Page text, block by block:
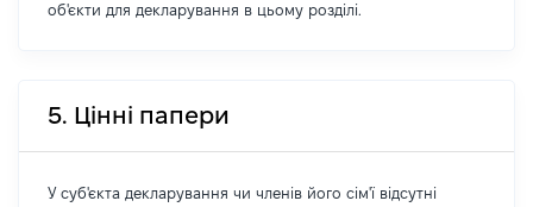
об'єкти для декларування в цьому розділі.
5. Цінні папери
У суб'єкта декларування чи членів його сім'ї відсутні